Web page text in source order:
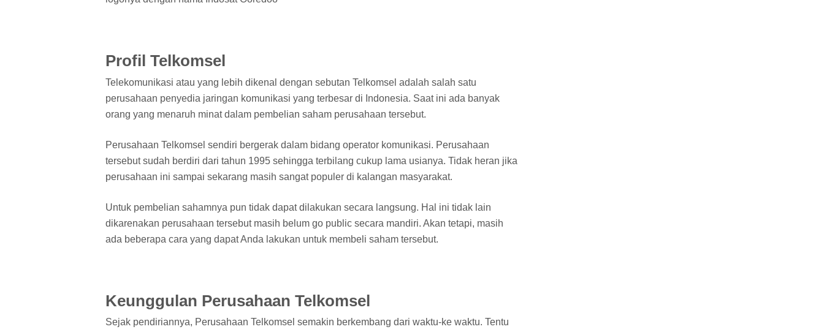
Profil Telkomsel
Telekomunikasi atau yang lebih dikenal dengan sebutan Telkomsel adalah salah satu
perusahaan penyedia jaringan komunikasi yang terbesar di Indonesia. Saat ini ada banyak
orang yang menaruh minat dalam pembelian saham perusahaan tersebut.
Perusahaan Telkomsel sendiri bergerak dalam bidang operator komunikasi. Perusahaan
tersebut sudah berdiri dari tahun 1995 sehingga terbilang cukup lama usianya. Tidak heran jika
perusahaan ini sampai sekarang masih sangat populer di kalangan masyarakat.
Untuk pembelian sahamnya pun tidak dapat dilakukan secara langsung. Hal ini tidak lain
dikarenakan perusahaan tersebut masih belum go public secara mandiri. Akan tetapi, masih
ada beberapa cara yang dapat Anda lakukan untuk membeli saham tersebut.
Keunggulan Perusahaan Telkomsel
Sejak pendiriannya, Perusahaan Telkomsel semakin berkembang dari waktu-ke waktu. Tentu